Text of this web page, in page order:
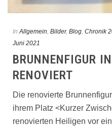
In Allgemein, Bilder, Blog, Chronik
Juni 2021
BRUNNENFIGUR
RENOVIERT
Die renovierte
ihrem Platz <Kurzer
renovierten Heiligen vor